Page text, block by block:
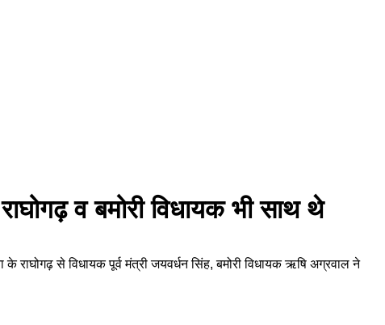
व बमोरी विधायक भी साथ थे
के राघोगढ़ से विधायक पूर्व मंत्री जयवर्धन सिंह, बमोरी विधायक ऋषि अग्रवाल ने